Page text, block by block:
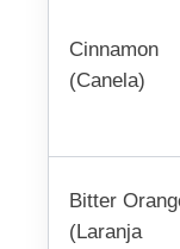
Cinnamon
(Canela)
Bitter
(Laranja